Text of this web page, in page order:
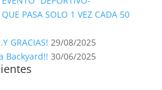
PASA SOLO 1 VEZ CADA 50
GRACIAS! 29/08/2025
Backyard!! 30/06/2025